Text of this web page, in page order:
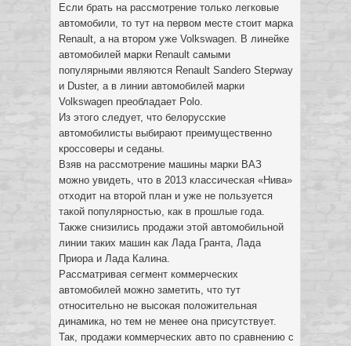
Если брать на рассмотрение только легковые
автомобили, то тут на первом месте стоит марка
Renault, а на втором уже Volkswagen. В линейке
автомобилей марки Renault самыми
популярными являются Renault Sandero Stepway
и Duster, а в линии автомобилей марки
Volkswagen преобладает Polo.
Из этого следует, что белорусские
автомобилисты выбирают преимущественно
кроссоверы и седаны.
Взяв на рассмотрение машины марки ВАЗ
можно увидеть, что в 2013 классическая «Нива»
отходит на второй план и уже не пользуется
такой популярностью, как в прошлые года.
Также снизились продажи этой автомобильной
линии таких машин как Лада Гранта, Лада
Приора и Лада Калина.
Рассматривая сегмент коммерческих
автомобилей можно заметить, что тут
относительно не высокая положительная
динамика, но тем не менее она присутствует.
Так, продажи коммерческих авто по сравнению с